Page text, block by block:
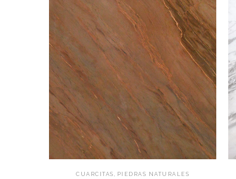
CUARCITAS , PIEDRAS NATURALES